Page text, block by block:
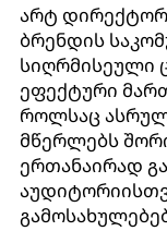
არტ
ბრენდის
სიღრმისეული
ეფექტური
როლსაც
მწერლებს
ერთანაირად